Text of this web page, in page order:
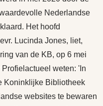
Nederlandse
Het hoofd
Lucinda Jones, liet,
van de KB, op 6 mei
weten: 'In
Koninklijke Bibliotheek
websites te bewaren